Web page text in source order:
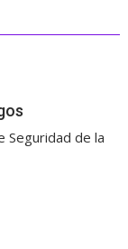
Seguridad de la